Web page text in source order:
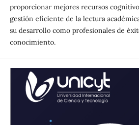
proporcionar mejores recursos
gestión eficiente de la lectura
su desarrollo como profesionales de
conocimiento.